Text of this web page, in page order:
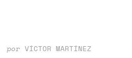
por VÍCTOR MARTÍNEZ